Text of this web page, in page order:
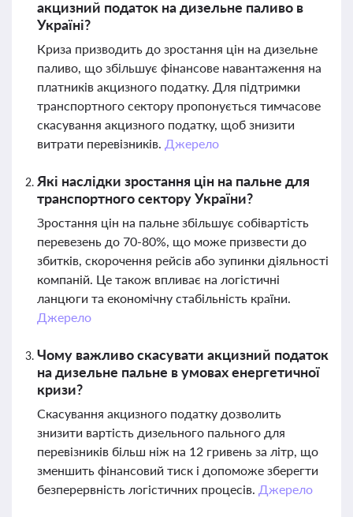
акцизний податок на дизельне паливо в
Україні?
Криза призводить до зростання цін на дизельне
паливо, що збільшує фінансове навантаження на
платників акцизного податку. Для підтримки
транспортного сектору пропонується тимчасове
скасування акцизного податку, щоб знизити
витрати перевізників. Джерело
Які наслідки зростання цін на пальне для
транспортного сектору України?
Зростання цін на пальне збільшує собівартість
перевезень до 70-80%, що може призвести до
збитків, скорочення рейсів або зупинки діяльності
компаній. Це також впливає на логістичні
ланцюги та економічну стабільність країни.
Джерело
Чому важливо скасувати акцизний податок
на дизельне пальне в умовах енергетичної
кризи?
Скасування акцизного податку дозволить
знизити вартість дизельного пального для
перевізників більш ніж на 12 гривень за літр, що
зменшить фінансовий тиск і допоможе зберегти
безперервність логістичних процесів. Джерело